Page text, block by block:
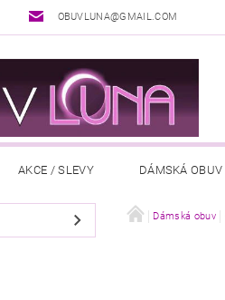
OBUVLUNA@GMAIL.COM
AKCE / SLEVY DÁMSKÁ OBUV
DOPLŇKY K OBUVI Dámská obuv